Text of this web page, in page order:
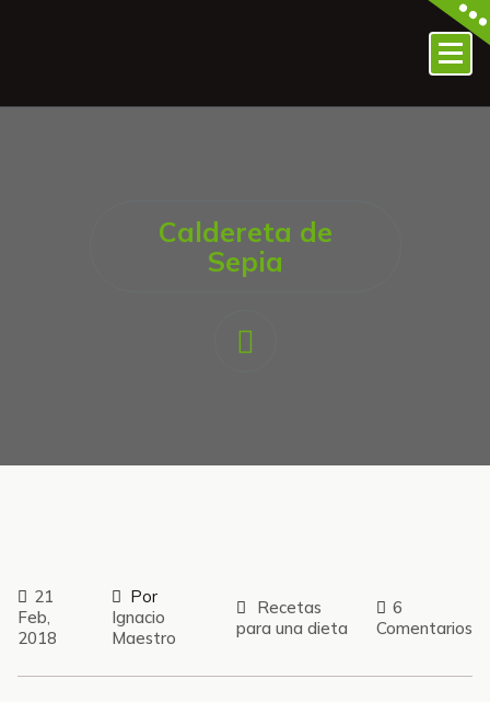
Caldereta de
Sepia
21
Feb,
2018
Por
Ignacio
Maestro
Recetas
para una dieta
6
Comentarios